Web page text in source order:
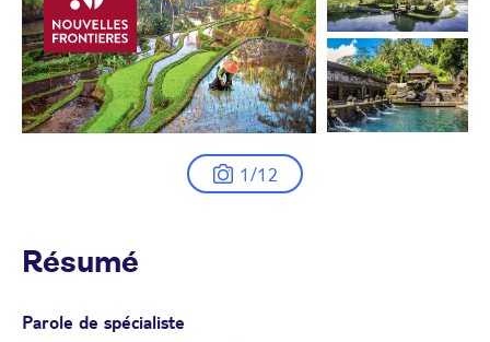
1/12
Résumé
Parole de spécialiste